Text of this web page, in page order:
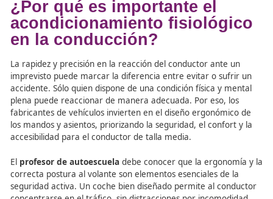
garantizar que el conductor esté en óptimas
y mentales para responder de forma segura y eficaz
cualquier situación en la carretera.
¿Por qué es importante el
acondicionamiento
en la conducción?
La rapidez y precisión en la reacción del conductor ante
imprevisto puede marcar la diferencia entre evitar o
accidente. Sólo quien dispone de una condición física y